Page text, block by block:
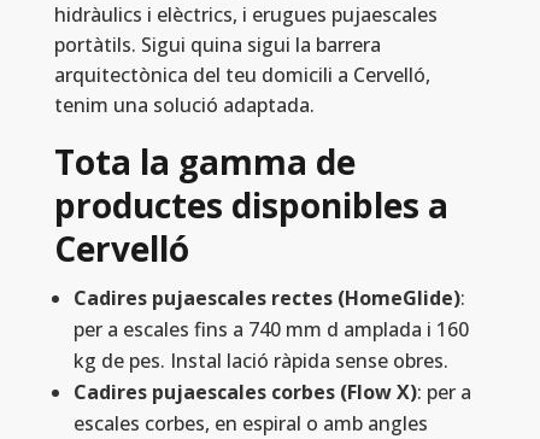
hidràulics i elèctrics, i erugues pujaescales
portàtils. Sigui quina sigui la barrera
arquitectònica del teu domicili a Cervelló,
tenim una solució adaptada.
Tota la gamma de
productes disponibles a
Cervelló
Cadires pujaescales rectes (HomeGlide):
per a escales fins a 740 mm d amplada i 160
kg de pes. Instal lació ràpida sense obres.
Cadires pujaescales corbes (Flow X): per a
escales corbes, en espiral o amb angles